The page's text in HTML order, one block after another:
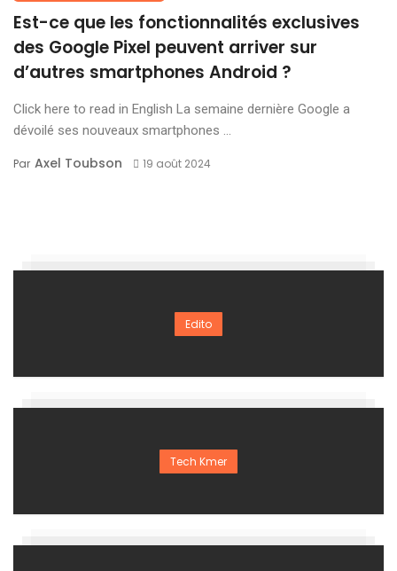
Est-ce que les fonctionnalités exclusives
des Google Pixel peuvent arriver sur
d’autres smartphones Android ?
Click here to read in English La semaine dernière Google a
dévoilé ses nouveaux smartphones ...
Par Axel Toubson 19 août 2024
Edito
Tech Kmer